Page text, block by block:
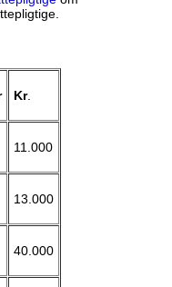
Kr.
11.000
13.000
40.000